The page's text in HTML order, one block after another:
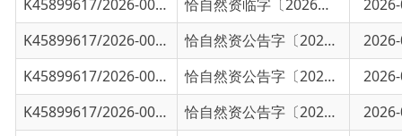
K45899617/2026-00454 乌恰县自然资源局国有建设用地使用权挂
恰自然资公告字〔2026〕9号 2026-03-09
K45899617/2026-00408 乌恰县自然资源局国有建设用地使用权挂
恰自然资公告字〔2026〕8号 2026-03-05
K45899617/2026-00383 乌恰县自然资源局国有建设用地使用权挂
恰自然资公告字〔2026〕7号
2026-02-14
K45899617/2026-00382
乌恰县自然资源局国有建设用地使用权挂
恰自然资公告字〔2026〕6号 2026-02-14